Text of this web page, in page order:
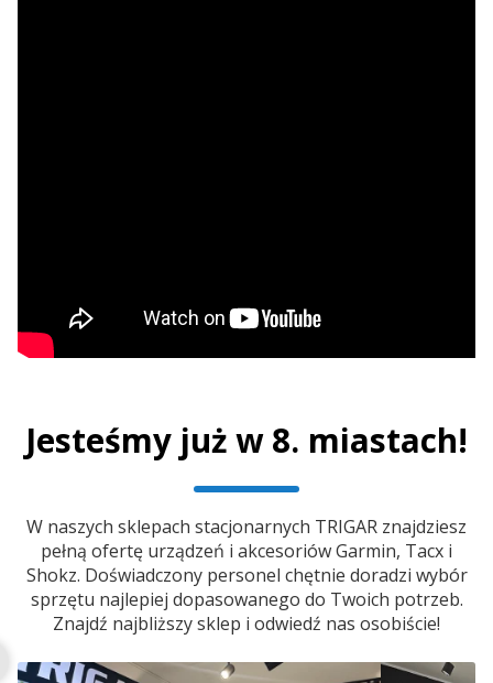
Jesteśmy już w 8. miastach!
W naszych sklepach stacjonarnych TRIGAR znajdziesz
pełną ofertę urządzeń i akcesoriów Garmin, Tacx i
Shokz. Doświadczony personel chętnie doradzi wybór
sprzętu najlepiej dopasowanego do Twoich potrzeb.
Znajdź najbliższy sklep i odwiedź nas osobiście!